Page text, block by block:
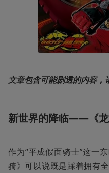
文章包含可能剧透的内容，
新世界的降临——《
作为“平成假面骑士”这一
骑》可以说既是踩着拥有